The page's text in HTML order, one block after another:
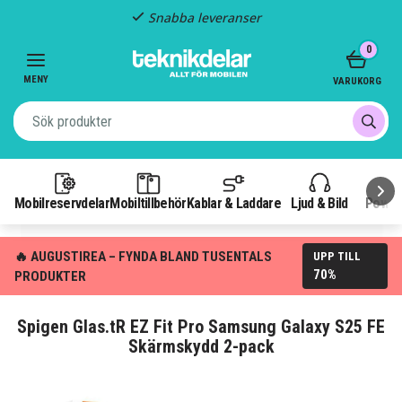
Snabba leveranser
MENY
MobilreservdelarMobiltillbehör Kablar & Laddare Ljud & Bild
0
VARUKORG
🔥 AUGUSTIREA – FYNDA BLAND TUSENTALS
PRODUKTER
UPP TILL
70%
Spigen Glas.tR EZ Fit Pro Samsung Galaxy S25 FE
Skärmskydd 2-pack